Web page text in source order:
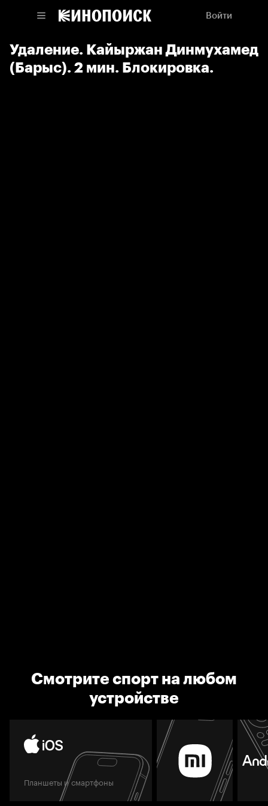
Войти
Удаление. Кайыржан Динмухамед
(Барыс). 2 мин. Блокировка.
Смотрите спорт на любом
устройстве
Планшеты и смартфоны